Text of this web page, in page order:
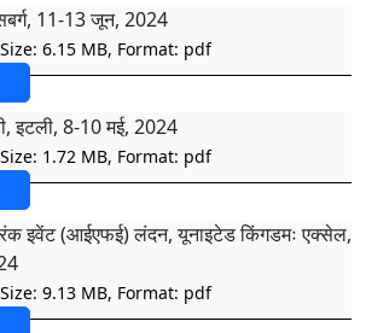
11-13 जून, 2024
6.15 MB, Format: pdf
इटली, 8-10 मई, 2024
1.72 MB, Format: pdf
इवेंट (आईएफई) लंदन, यूनाइटेड किंगडमः एक्सेल,
9.13 MB, Format: pdf